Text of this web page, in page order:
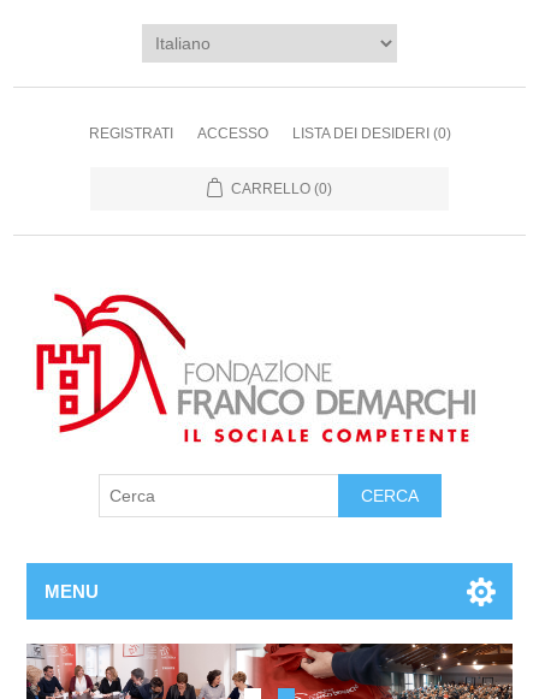
REGISTRATI ACCESSO LISTA DEI DESIDERI (0)
CARRELLO (0)
CERCA
MENU